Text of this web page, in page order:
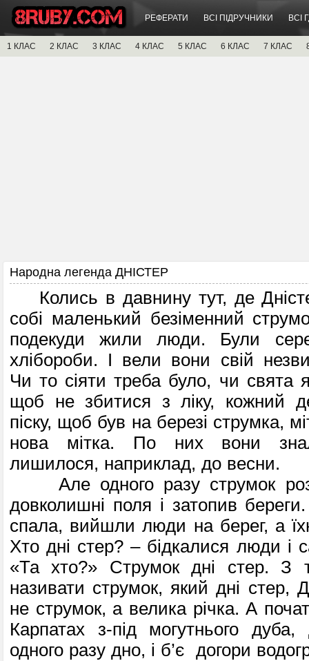
РЕФЕРАТИ ВСІ ПІДРУЧНИКИ ВСІ
1 КЛАС 2 КЛАС 3 КЛАС 4 КЛАС 5 КЛАС 6 КЛАС 7 КЛАС
Народна легенда ДНІСТЕР
Колись в давнину тут, де
собі маленький безіменний
подекуди жили люди. Були
хлібороби. I вели вони свій
Чи то сіяти треба було, чи свята
щоб не збитися з ліку, кожний
піску, щоб був на березі струмка,
нова мітка. По них вони
лишилося, наприклад, до весни.
Але одного разу струмок
довколишні поля і затопив
спала, вийшли люди на берег, а
Хто дні стер? – бідкалися люди і
«Та хто?» Струмок дні стер. З
називати струмок, який дні стер,
не струмок, а велика річка. А
Карпатах з-під могутнього
одного разу дно, і б’є догори